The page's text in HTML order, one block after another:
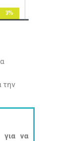
την
για να